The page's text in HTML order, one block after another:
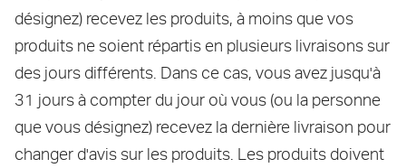
désignez) recevez les produits, à moins que vos
produits ne soient répartis en plusieurs livraisons sur
des jours différents. Dans ce cas, vous avez jusqu'à
31 jours à compter du jour où vous (ou la personne
que vous désignez) recevez la dernière livraison pour
changer d'avis sur les produits. Les produits doivent